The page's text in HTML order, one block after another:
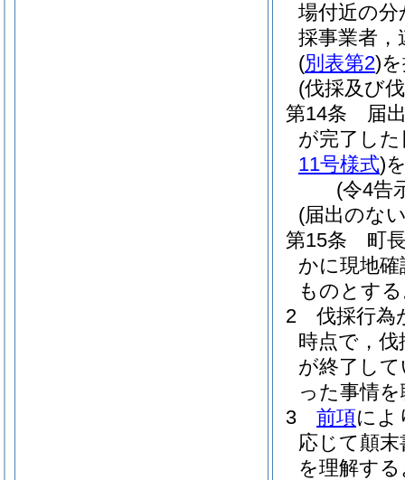
場付近の
採事業者，
(別表第2)
(伐採及び
第14条
届
が完了し
11号様式)
(令4告
(届出のな
第15条
町
かに現地
ものとす
2
伐採行為
時点で，
が終了し
った事情
3
前項によ
応じて顛
を理解す